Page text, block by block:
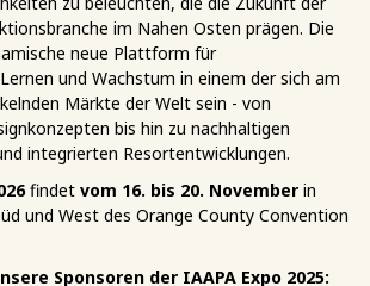
im Nahen Osten prägen. Die
neue Plattform für
und Wachstum in einem der sich am
Märkte der Welt sein - von
bis hin zu nachhaltigen
integrierten Resortentwicklungen.
findet vom 16. bis 20. November in
und West des Orange County Convention
Sponsoren der IAAPA Expo 2025: